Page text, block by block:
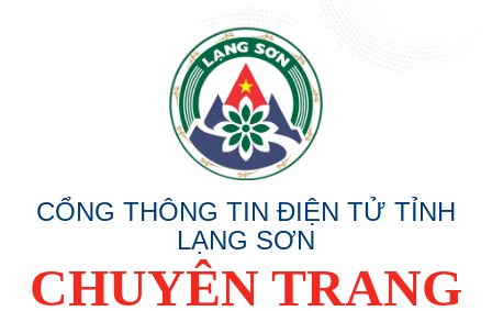
CỔNG THÔNG TIN ĐIỆN TỬ TỈNH
LẠNG SƠN
CHUYÊN TRANG